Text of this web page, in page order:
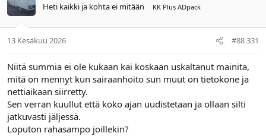
Heti kaikki ja kohta ei mitään KK Plus ADpack
13 Kesäkuu 2026 #88 331
Niitä summia ei ole kukaan kai koskaan uskaltanut mainita,
mitä on mennyt kun sairaanhoito sun muut on tietokone ja
nettiaikaan siirretty.
Sen verran kuullut että koko ajan uudistetaan ja ollaan silti
jatkuvasti jäljessä.
Loputon rahasampo joillekin?